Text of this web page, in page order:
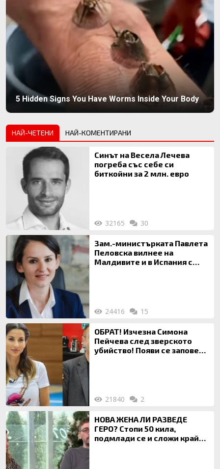
5 Hidden Signs You Have Worms Inside Your Body
НАЙ-ЧЕТЕНИ НАЙ-КОМЕНТИРАНИ
Синът на Весела Лечева
погреба със себе си
биткойни за 2 млн. евро
32165 30
Зам.-министърката Павлета
Пеловска вилнее на
Малдивите и в Испания с
24416 15
ОБРАТ! Изчезна Симона
Пейчева след зверското
убийство! Появи се заповед
21840 2
НОВА ЖЕНА ЛИ РАЗВЕДЕ
ГЕРО? Стопи 50 кила,
подмлади се и сложи край